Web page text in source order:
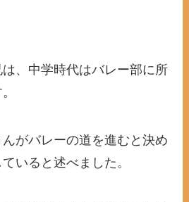
、中学時代はバレー部に所
がバレーの道を進むと決め
いると述べました。